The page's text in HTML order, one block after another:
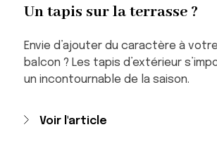
Un tapis sur la terrasse ?
Envie d’ajouter du caractère à
balcon ? Les tapis d’extérieur
un incontournable de la saison.
Voir l'article